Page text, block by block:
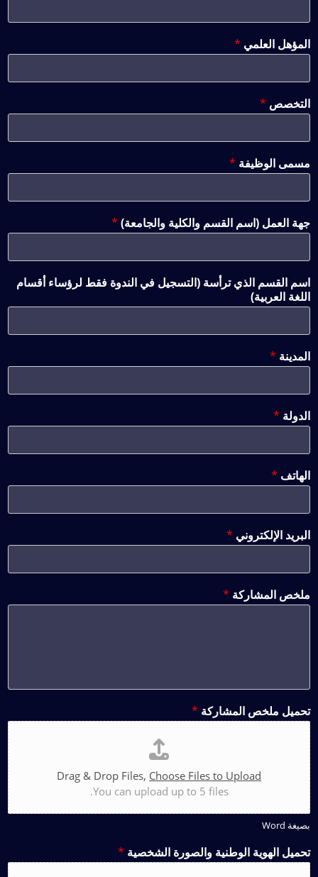
المؤهل العلمي *
التخصص *
مسمى الوظيفة *
جهة العمل (اسم القسم والكلية والجامعة) *
اسم القسم الذي ترأسة (التسجيل في الندوة فقط لرؤساء أقسام
اللغة العربية)
المدينة *
الدولة *
الهاتف *
البريد الإلكتروني *
ملخص المشاركة *
تحميل ملخص المشاركة *
Drag & Drop Files, Choose Files to Upload
You can upload up to 5 files.
بصيغة Word
تحميل الهوية الوطنية والصورة الشخصية *